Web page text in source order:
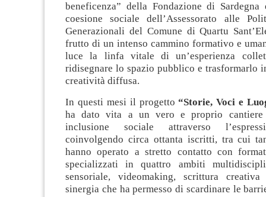
beneficenza” della Fondazione di
coesione sociale dell’Assessorato alle
Generazionali del Comune di Quartu
frutto di un intenso cammino formativo e
luce la linfa vitale di un’esperienza
ridisegnare lo spazio pubblico e trasformarlo
creatività diffusa.
In questi mesi il progetto“Storie, Voci e
ha dato vita a un vero e proprio cantiere
inclusione sociale attraverso
coinvolgendo circa ottanta iscritti, tra cui
hanno operato a stretto contatto con
specializzati in quattro ambiti
sensoriale, videomaking, scrittura
sinergia che ha permesso di scardinare le